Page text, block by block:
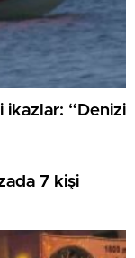
ikazlar: “Denizi
7 kişi